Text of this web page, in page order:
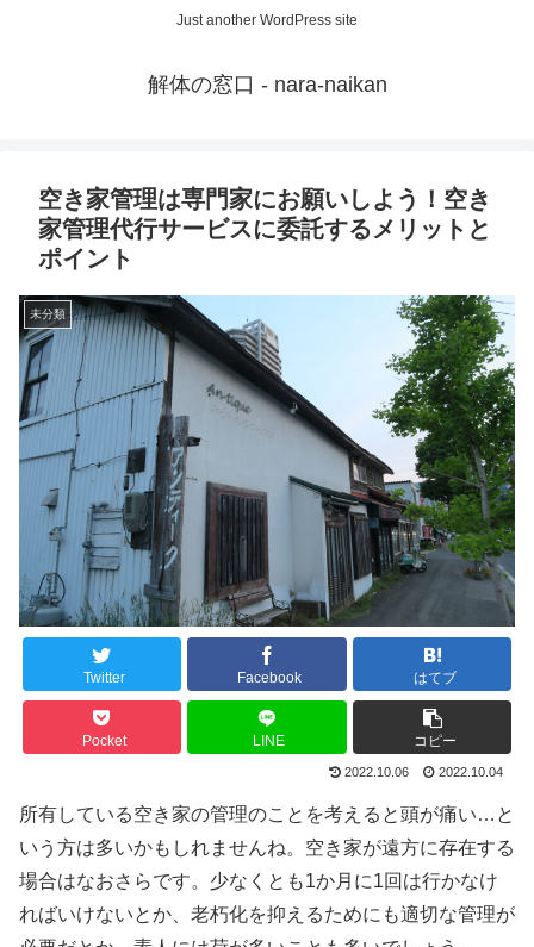
Just another WordPress site
解体の窓口 - nara-naikan
空き家管理は専門家にお願いしよう！空き
家管理代行サービスに委託するメリットと
ポイント
未分類
Twitter Facebook はてブ
Pocket LINE コピー
2022.10.06 2022.10.04
所有している空き家の管理のことを考えると頭が痛い…と
いう方は多いかもしれませんね。空き家が遠方に存在する
場合はなおさらです。少なくとも1か月に1回は行かなけ
ればいけないとか、老朽化を抑えるためにも適切な管理が